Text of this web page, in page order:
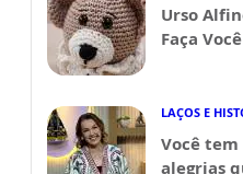
Urso
Faça
LAÇOS E
Você
alegrias